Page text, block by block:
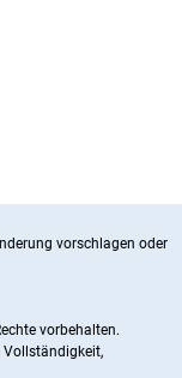
vorschlagen oder
vorbehalten.